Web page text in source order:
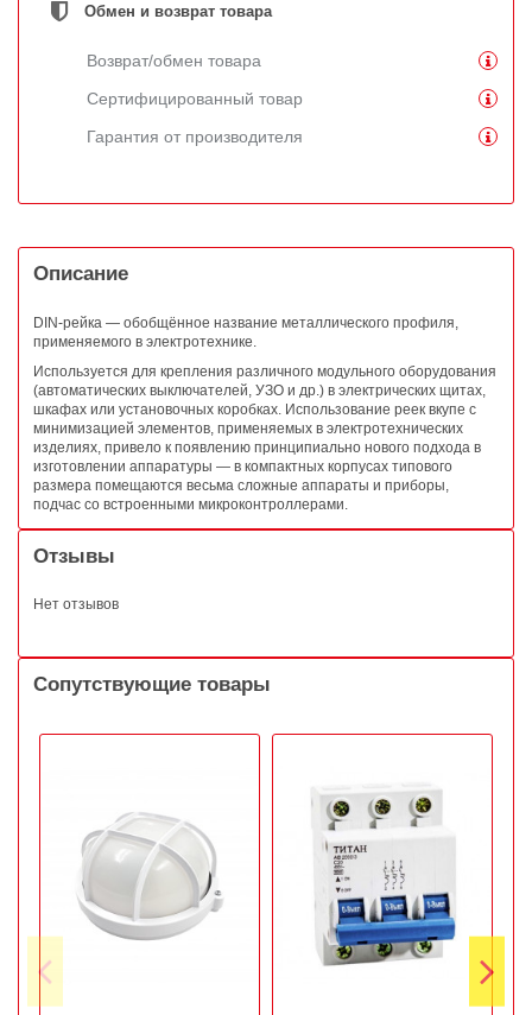
Обмен и возврат товара
Возврат/обмен товара
Сертифицированный товар
Гарантия от производителя
Описание
DIN-рейка — обобщённое название металлического профиля,
применяемого в электротехнике.
Используется для крепления различного модульного оборудования
(автоматических выключателей, УЗО и др.) в электрических щитах,
шкафах или установочных коробках. Использование реек вкупе с
минимизацией элементов, применяемых в электротехнических
изделиях, привело к появлению принципиально нового подхода в
изготовлении аппаратуры — в компактных корпусах типового
размера помещаются весьма сложные аппараты и приборы,
подчас со встроенными микроконтроллерами.
Отзывы
Нет отзывов
Сопутствующие товары